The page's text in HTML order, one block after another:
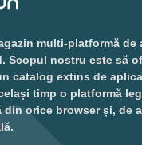
multi-platformă de
Scopul nostru este să
catalog extins de
timp o platformă
orice browser și, de